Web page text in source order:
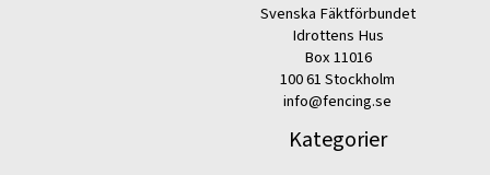
Svenska Fäktförbundet
Idrottens Hus
Box 11016
100 61 Stockholm
info@fencing.se
Kategorier